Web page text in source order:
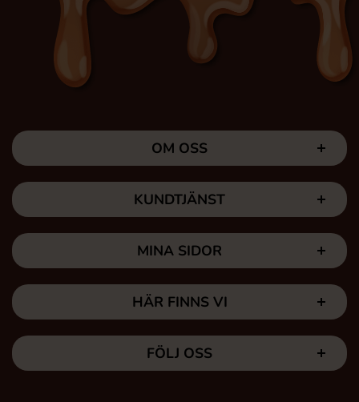
OM OSS
KUNDTJÄNST
MINA SIDOR
HÄR FINNS VI
FÖLJ OSS